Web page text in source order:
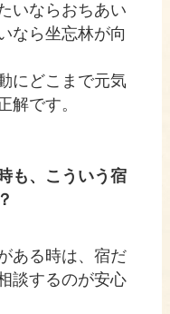
いならおちあい
なら坐忘林が向
にどこまで元気
解です。
も、こういう宿
ある時は、宿だ
談するのが安心